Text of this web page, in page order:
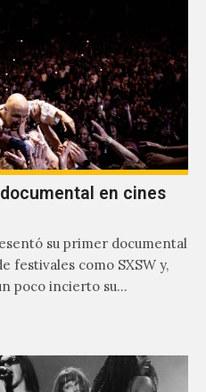
en cines
su primer documental
festivales como SXSW y,
poco incierto su…